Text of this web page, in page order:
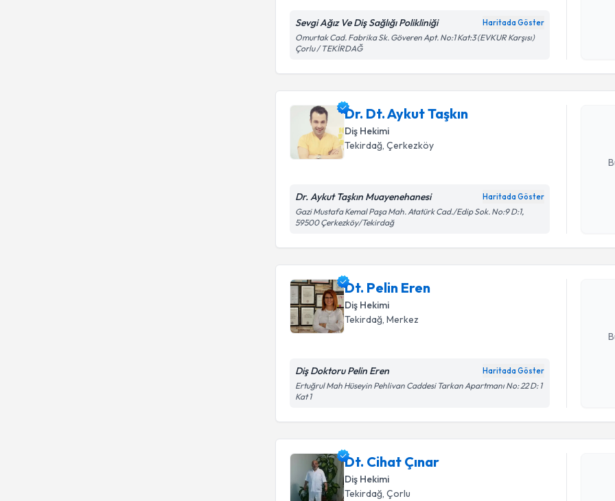
Sevgi Ağız Ve Diş Sağlığı Polikliniği Haritada Göster
Omurtak Cad. Fabrika Sk. Göveren Apt. No:1 Kat:3 (EVKUR Karşısı)
Çorlu / TEKİRDAĞ
Dr. Dt. Aykut Taşkın
Diş Hekimi
Tekirdağ, Çerkezköy
Dr. Aykut Taşkın Muayenehanesi Haritada Göster
Gazi Mustafa Kemal Paşa Mah. Atatürk Cad./Edip Sok. No:9 D:1,
59500 Çerkezköy/Tekirdağ
Dr. Dt.
bu
Dt. Pelin Eren
Diş Hekimi
Tekirdağ, Merkez
Diş Doktoru Pelin Eren Haritada Göster
Ertuğrul Mah Hüseyin Pehlivan Caddesi Tarkan Apartmanı No: 22 D: 1
Kat 1
Dt. Pelin
uzmandan
Dt. Cihat Çınar
Diş Hekimi
Tekirdağ, Çorlu
Randevu